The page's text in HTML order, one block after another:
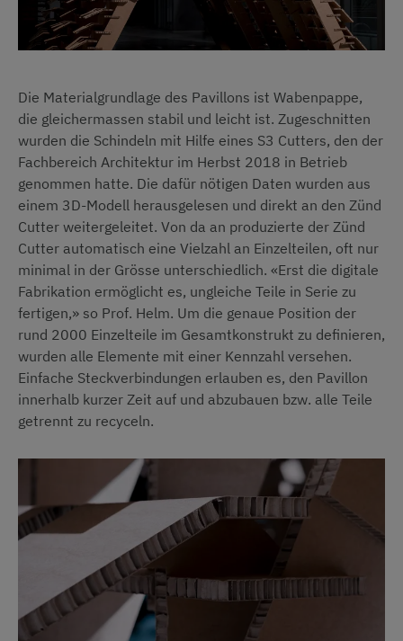
Die Materialgrundlage des Pavillons ist Wabenpappe,
die gleichermassen stabil und leicht ist. Zugeschnitten
wurden die Schindeln mit Hilfe eines S3 Cutters, den der
Fachbereich Architektur im Herbst 2018 in Betrieb
genommen hatte. Die dafür nötigen Daten wurden aus
einem 3D-Modell herausgelesen und direkt an den Zünd
Cutter weitergeleitet. Von da an produzierte der Zünd
Cutter automatisch eine Vielzahl an Einzelteilen, oft nur
minimal in der Grösse unterschiedlich. «Erst die digitale
Fabrikation ermöglicht es, ungleiche Teile in Serie zu
fertigen,» so Prof. Helm. Um die genaue Position der
rund 2000 Einzelteile im Gesamtkonstrukt zu definieren,
wurden alle Elemente mit einer Kennzahl versehen.
Einfache Steckverbindungen erlauben es, den Pavillon
innerhalb kurzer Zeit auf und abzubauen bzw. alle Teile
getrennt zu recyceln.